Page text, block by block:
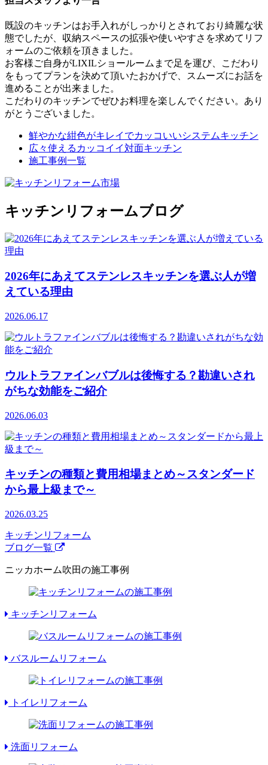
既設のキッチンはお手入れがしっかりとされており綺麗な状
態でしたが、収納スペースの拡張や使いやすさを求めてリフ
ォームのご依頼を頂きました。
お客様ご自身がLIXILショールームまで足を運び、こだわり
をもってプランを決めて頂いたおかげで、スムーズにお話を
進めることが出来ました。
こだわりのキッチンでぜひお料理を楽しんでください。あり
がとうございました。
鮮やかな紺色がキレイでカッコいいシステムキッチン
広々使えるカッコイイ対面キッチン
施工事例一覧
キッチンリフォームブログ
2026年にあえてステンレスキッチンを選ぶ人が増
えている理由
2026.06.17
ウルトラファインバブルは後悔する？勘違いされ
がちな効能をご紹介
2026.06.03
キッチンの種類と費用相場まとめ～スタンダード
から最上級まで～
2026.03.25
キッチンリフォーム
ブログ一覧
ニッカホーム吹田の施工事例
キッチンリフォーム
バスルームリフォーム
トイレリフォーム
洗面リフォーム